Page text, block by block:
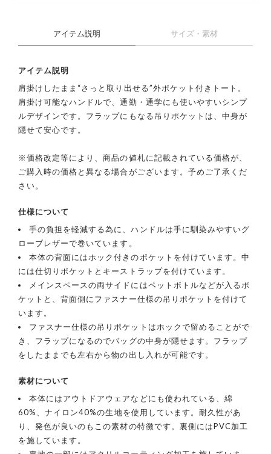
アイテム説明 サイズ・素材
アイテム説明
肩掛けしたまま“さっと取り出せる”外ポケット付きトート。
肩掛け可能なハンドルで、通勤・通学にも使いやすいシンプ
ルデザインです。フラップにもなる吊りポケットは、中身が
隠せて安心です。
※価格改定等により、商品の値札に記載されている価格が、
ご購入時の価格と異なる場合がございます。予めご了承くだ
さい。
仕様について
手の負担を軽減する為に、ハンドルは手に馴染みやすいグ
ローブレザーで巻いています。
本体の背面にはホック付きのポケットを付けています。中
には仕切りポケットとキーストラップを付けています。
メインスペースの両サイドにはペットボトルなどが入るポ
ケットと、背面側にファスナー仕様の吊りポケットを付けて
います。
ファスナー仕様の吊りポケットはホックで留めることがで
き、フラップになるのでバッグの中身が隠せます。フラップ
をしたままでも左右から物の出し入れが可能です。
素材について
本体にはアウトドアウェアなどにも使われている、綿
60%、ナイロン40%の生地を使用しています。耐久性があ
り、発色が良いのもこの素材の特徴です。裏側にはPVC加工
を施しています。